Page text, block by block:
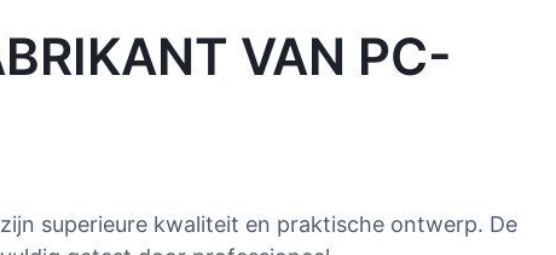
VAN PC-
superieure kwaliteit en praktische ontwerp. De